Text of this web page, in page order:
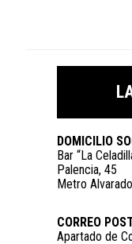
DOMICILIO
Bar “La
Palencia, 45
Metro
CORREO
Apartado de